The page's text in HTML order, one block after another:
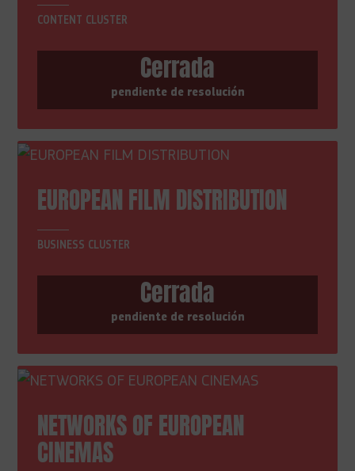
CONTENT CLUSTER
Cerrada
pendiente de resolución
EUROPEAN FILM DISTRIBUTION
BUSINESS CLUSTER
Cerrada
pendiente de resolución
NETWORKS OF EUROPEAN
CINEMAS